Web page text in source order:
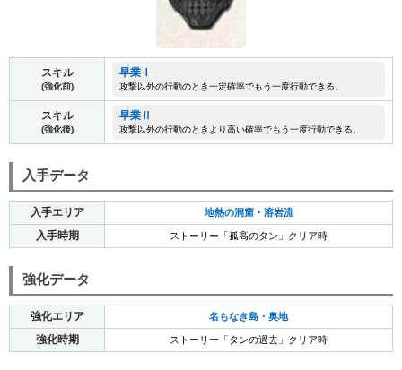
スキル
(強化前)
早業Ⅰ
攻撃以外の行動のとき一定確率でもう一度行動できる。
スキル
(強化後)
早業Ⅱ
攻撃以外の行動のときより高い確率でもう一度行動できる。
入手データ
入手エリア 地熱の洞窟・溶岩流
入手時期 ストーリー「孤高のタン」クリア時
強化データ
強化エリア 名もなき島・奥地
強化時期 ストーリー「タンの過去」クリア時